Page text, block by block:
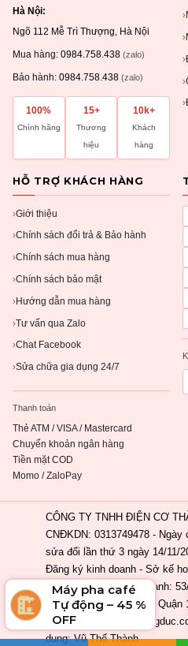
Hà Nội:
Ngõ 112 Mễ Trì Thượng, Hà Nội
Mua hàng: 0984.758.438 (zalo)
Bảo hành: 0984.758.438 (zalo)
100%
Chính hãng
15+
Thương
hiệu
10k+
Khách
hàng
›
›
›
›
›
HỖ TRỢ KHÁCH HÀNG
›Giới thiệu
›Chính sách đổi trả & Bảo hành
›Chính sách mua hàng
›Chính sách bảo mật
›Hướng dẫn mua hàng
›Tư vấn qua Zalo
›Chat Facebook
›Sửa chữa gia dụng 24/7
Thanh toán
Thẻ ATM / VISA / Mastercard
Chuyển khoản ngân hàng
Tiền mặt COD
Momo / ZaloPay
CÔNG TY TNHH ĐIỆN CƠ
CNĐKDN: 0313749478 -
sửa đổi lần thứ 3 ngày 14/11/
Đăng ký kinh doanh - Sở kế
Địa chỉ đăng ký kinh doanh:
Phường Cầu Ông Lãnh, Quận
Nam. Email:
dung: Vũ Thế Thành
Máy pha café
Tự động – 45 %
OFF